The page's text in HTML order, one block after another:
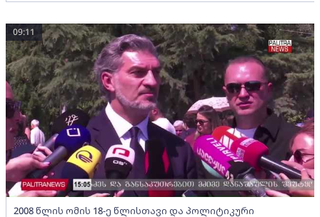
2008 წლის ომის 18-ე წლისთავი და პოლიტიკური
09:11